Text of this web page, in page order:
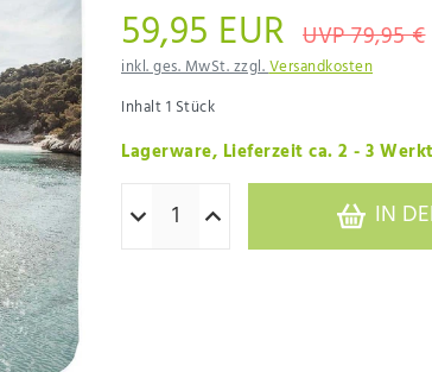
59,95 EUR UVP 79,95 €
inkl. ges. MwSt. zzgl.Versandkosten
Inhalt1 Stück
Lagerware, Lieferzeit ca. 2 - 3
IN